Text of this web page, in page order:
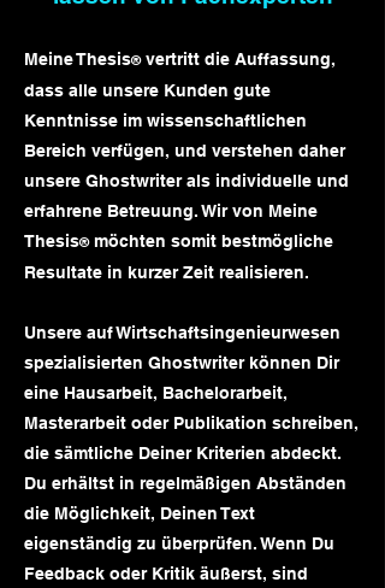
Meine Thesis®vertritt die Auffassung,
dass alle unsere Kunden gute
Kenntnisse im wissenschaftlichen
Bereich verfügen, und verstehen daher
unsere Ghostwriter als individuelle und
erfahrene Betreuung. Wir von Meine
Thesis®möchten somit bestmögliche
Resultate in kurzer Zeit realisieren.
Unsere auf Wirtschaftsingenieurwesen
spezialisierten Ghostwriter können Dir
eine Hausarbeit, Bachelorarbeit,
Masterarbeit oder Publikation schreiben,
die sämtliche Deiner Kriterien abdeckt.
Du erhältst in regelmäßigen Abständen
die Möglichkeit, Deinen Text
eigenständig zu überprüfen. Wenn Du
Feedback oder Kritik äußerst, sind